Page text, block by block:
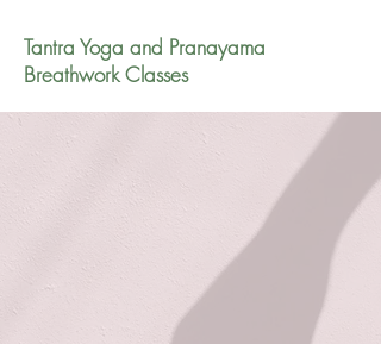
Tantra Yoga and Pranayama
Breathwork Classes